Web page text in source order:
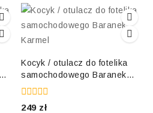
Kocyk / otulacz do fotelika
samochodowego Baranek
Karmel
0
249 zł